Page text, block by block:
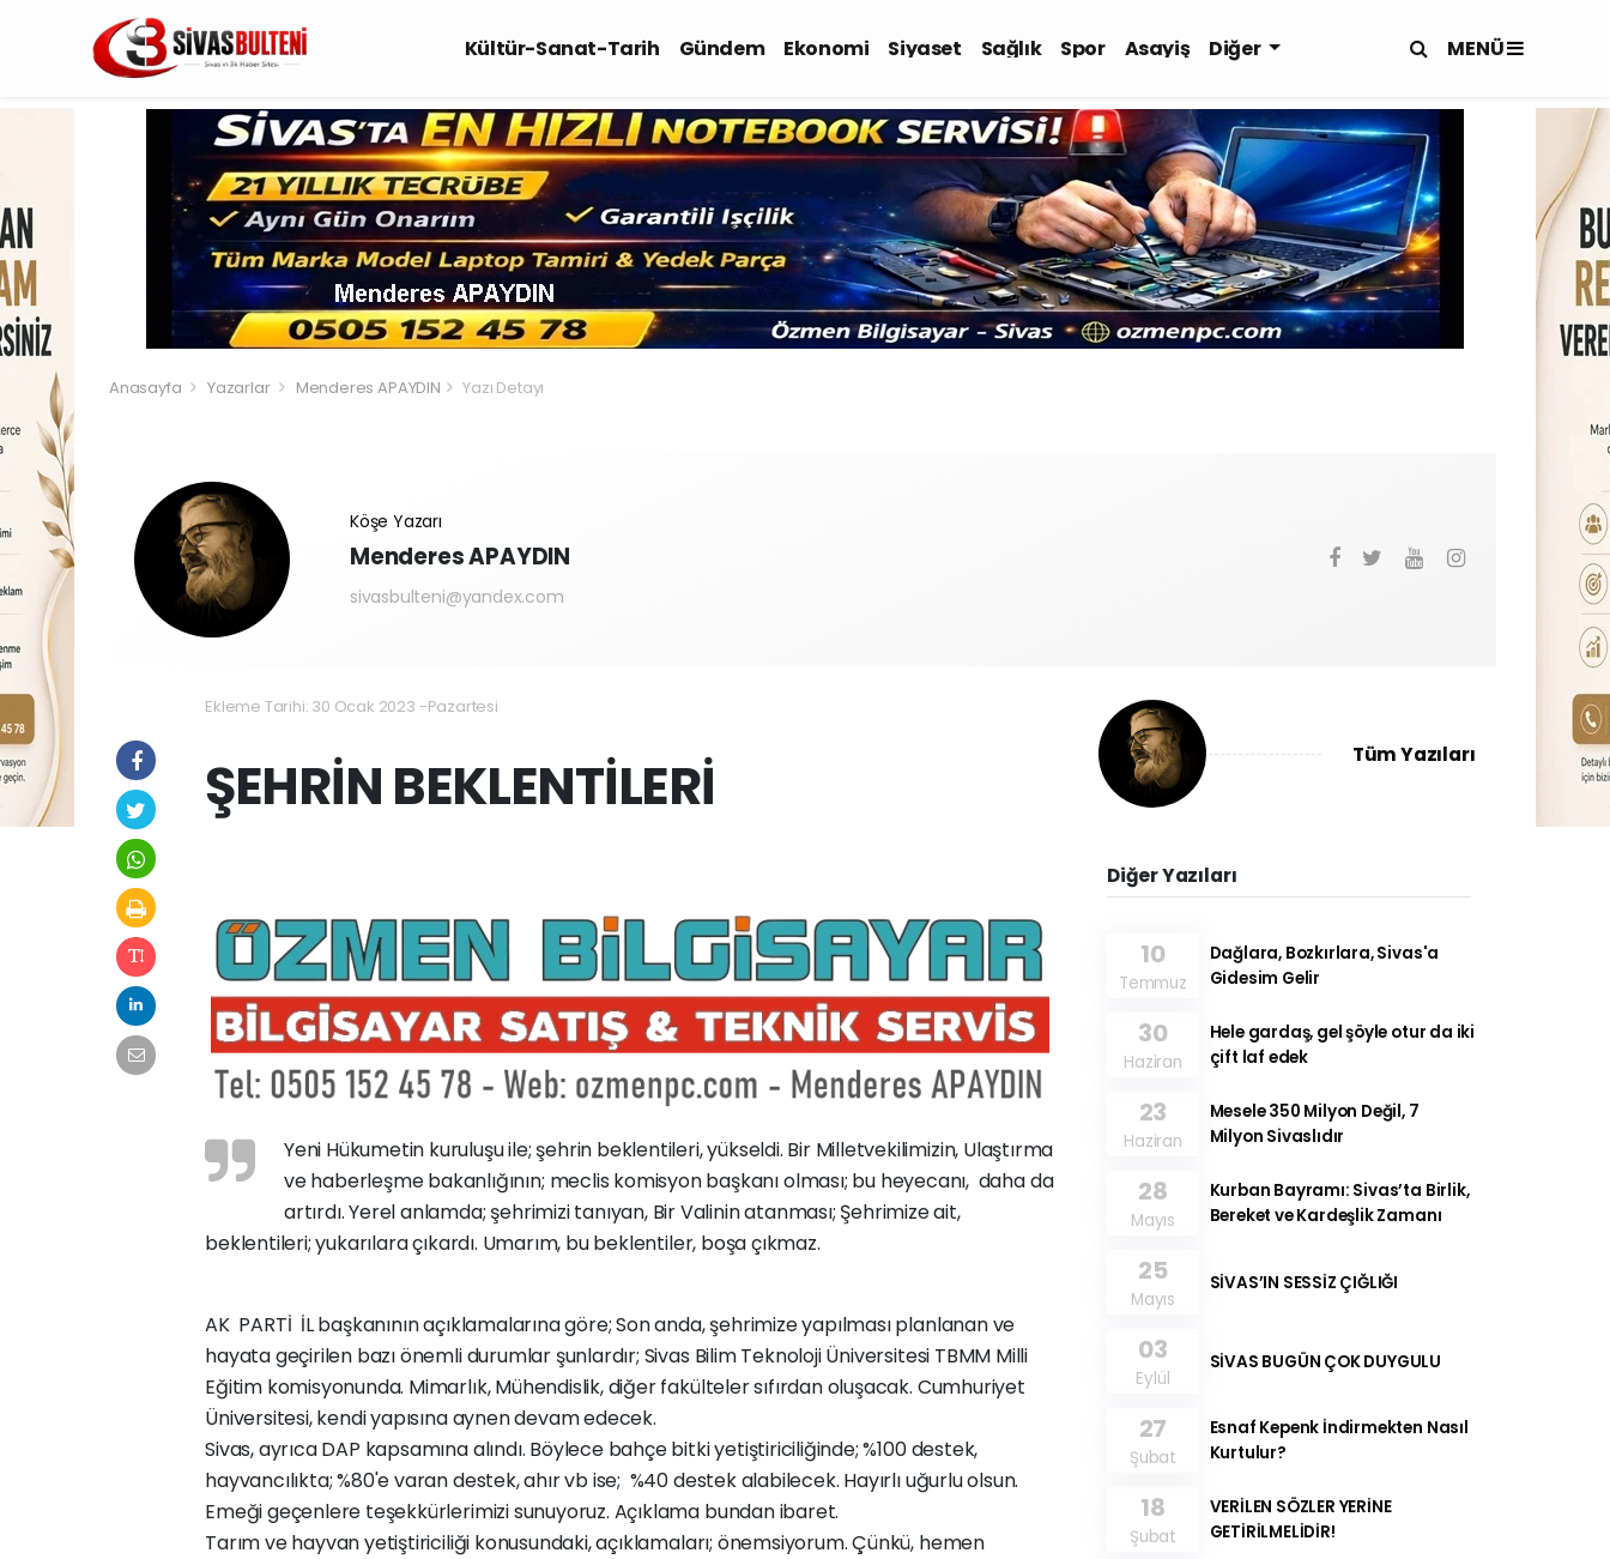
Kültür-Sanat-Tarih Gündem Ekonomi Siyaset Sağlık Spor Asayiş Diğer MENÜ
Anasayfa Yazarlar Menderes APAYDIN Yazı Detayı
Köşe Yazarı
Menderes APAYDIN
sivasbulteni@yandex.com
Ekleme Tarihi: 30 Ocak 2023 -Pazartesi
ŞEHRİN BEKLENTİLERİ
Yeni Hükumetin kuruluşu ile; şehrin beklentileri, yükseldi. Bir Milletvekilimizin, Ulaştırma
ve haberleşme bakanlığının; meclis komisyon başkanı olması; bu heyecanı, daha da
artırdı. Yerel anlamda; şehrimizi tanıyan, Bir Valinin atanması; Şehrimize ait,
beklentileri; yukarılara çıkardı. Umarım, bu beklentiler, boşa çıkmaz.
AK PARTİ İL başkanının açıklamalarına göre; Son anda, şehrimize yapılması planlanan ve
hayata geçirilen bazı önemli durumlar şunlardır; Sivas Bilim Teknoloji Üniversitesi TBMM Milli
Eğitim komisyonunda. Mimarlık, Mühendislik, diğer fakülteler sıfırdan oluşacak. Cumhuriyet
Üniversitesi, kendi yapısına aynen devam edecek.
Sivas, ayrıca DAP kapsamına alındı. Böylece bahçe bitki yetiştiriciliğinde; %100 destek,
hayvancılıkta; %80'e varan destek, ahır vb ise; %40 destek alabilecek. Hayırlı uğurlu olsun.
Emeği geçenlere teşekkürlerimizi sunuyoruz. Açıklama bundan ibaret.
Tarım ve hayvan yetiştiriciliği konusundaki, açıklamaları; önemsiyorum. Çünkü, hemen
Tüm Yazıları
Diğer Yazıları
10
Temmuz
Dağlara, Bozkırlara, Sivas'a
Gidesim Gelir
30
Haziran
Hele gardaş, gel şöyle otur da iki
çift laf edek
23
Haziran
Mesele 350 Milyon Değil, 7
Milyon Sivaslıdır
28
Mayıs
Kurban Bayramı: Sivas’ta Birlik,
Bereket ve Kardeşlik Zamanı
25
Mayıs
SİVAS’IN SESSİZ ÇIĞLIĞI
03
Eylül
SİVAS BUGÜN ÇOK DUYGULU
27
Şubat
Esnaf Kepenk İndirmekten Nasıl
Kurtulur?
18
Şubat
VERİLEN SÖZLER YERİNE
GETİRİLMELİDİR!